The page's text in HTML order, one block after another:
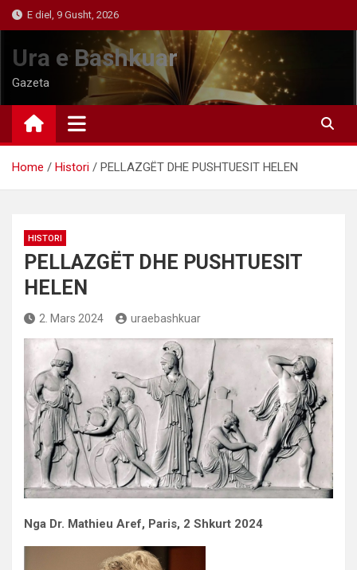
Skip
to
content
E diel, 9 Gusht, 2026
Ura e Bashkuar
Gazeta
Home Histori PELLAZGËT DHE PUSHTUESIT HELEN
HISTORI
PELLAZGËT DHE PUSHTUESIT
HELEN
2. Mars 2024 uraebashkuar
Nga Dr. Mathieu Aref, Paris, 2 Shkurt 2024